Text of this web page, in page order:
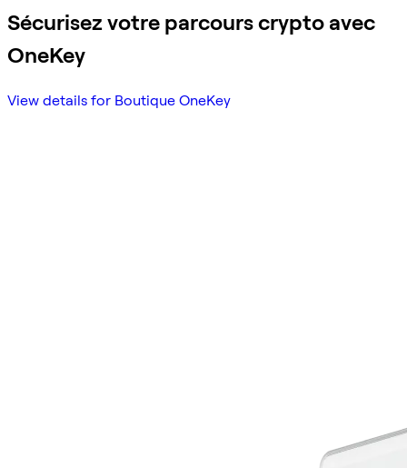
Sécurisez votre parcours crypto avec
OneKey
View details for Boutique OneKey